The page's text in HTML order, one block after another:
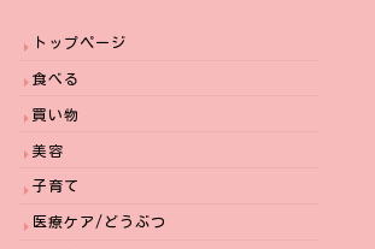
トップページ
食べる
買い物
美容
子育て
医療ケア/どうぶつ